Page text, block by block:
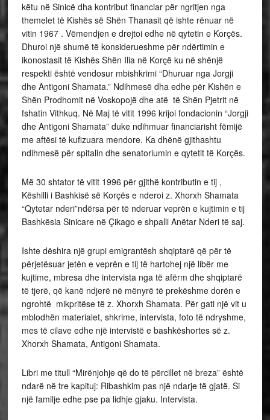
këtu në Sinicë dha kontribut financiar për ngritjen nga
themelet të Kishës së Shën Thanasit që ishte rënuar në
vitin 1967 . Vëmendjen e drejtoi edhe në qytetin e Korçës.
Dhuroi një shumë të konsiderueshme për ndërtimin e
ikonostasit të Kishës Shën Ilia në Korçë ku në shënjë
respekti është vendosur mbishkrimi “Dhuruar nga Jorgji
dhe Antigoni Shamata.” Ndihmesë dha edhe për Kishën e
Shën Prodhomit në Voskopojë dhe atë të Shën Pjetrit në
fshatin Vithkuq. Në Maj të vitit 1996 krijoi fondacionin “Jorgji
dhe Antigoni Shamata” duke ndihmuar financiarisht fëmijë
me aftësi të kufizuara mendore. Ka dhënë gjithashtu
ndihmesë për spitalin dhe senatoriumin e qytetit të Korçës.
Më 30 shtator të vitit 1996 për gjithë kontributin e tij ,
Këshilli i Bashkisë së Korçës e nderoi z. Xhorxh Shamata
“Qytetar nderi”ndërsa për të nderuar veprën e kujtimin e tij
Bashkësia Sinicare në Çikago e shpalli Anëtar Nderi të saj.
Ishte dëshira një grupi emigrantësh shqiptarë që për të
përjetësuar jetën e veprën e tij të hartohej një libër me
kujtime, mbresa dhe intervista nga të afërm dhe shqiptarë
të tjerë, që kanë ndjerë në mënyrë të prekëshme dorën e
ngrohtë mikpritëse të z. Xhorxh Shamata. Për gati një vit u
mblodhën materialet, shkrime, intervista, foto të ndryshme,
mes të cilave edhe një intervistë e bashkëshortes së z.
Xhorxh Shamata, Antigoni Shamata.
Libri me titull “Mirënjohje që do të përcillet në breza” është
ndarë në tre kapituj: Ribashkim pas një ndarje të gjatë. Si
një familje edhe pse pa lidhje gjaku. Intervista.